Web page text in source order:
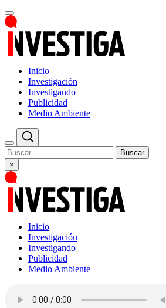
Inicio
Investigación
Investigando
Publicidad
Medio Ambiente
Buscar
×
Inicio
Investigación
Investigando
Publicidad
Medio Ambiente